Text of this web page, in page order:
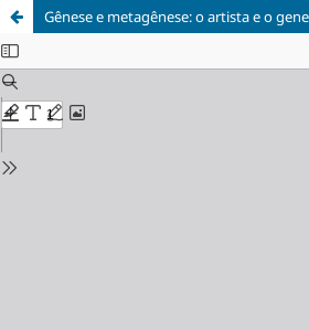
Gênese e metagênese: o artista e o